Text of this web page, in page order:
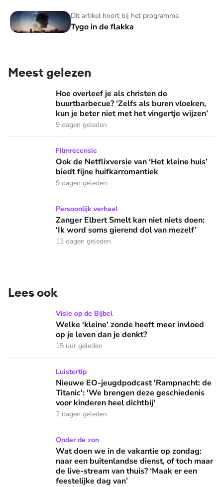
Dit artikel hoort bij het programma
Tygo in de flakka
Tygo in de flakka
Meest gelezen
Hoe overleef je als christen de buurtbarbecue? ‘Zelfs als
Hoe overleef je als christen de
buurtbarbecue? ‘Zelfs als buren vloeken,
kun je beter niet met het vingertje wijzen’
9 dagen geleden
Ook de Netflixversie van ‘Het kleine huis’ biedt fijne
Filmrecensie
Ook de Netflixversie van ‘Het kleine huis’
biedt fijne huifkarromantiek
9 dagen geleden
Zanger Elbert Smelt kan niet niets doen: ‘Ik word soms
Persoonlijk verhaal
Zanger Elbert Smelt kan niet niets doen:
‘Ik word soms gierend dol van mezelf’
13 dagen geleden
Lees ook
Welke ‘kleine’ zonde heeft meer invloed op je leven dan je
Visie op de Bijbel
Welke ‘kleine’ zonde heeft meer invloed
op je leven dan je denkt?
15 uur geleden
Nieuwe EO-jeugdpodcast 'Rampnacht: de Titanic': 'We
Luistertip
Nieuwe EO-jeugdpodcast 'Rampnacht: de
Titanic': 'We brengen deze geschiedenis
voor kinderen heel dichtbij'
2 dagen geleden
Wat doen we in de vakantie op zondag: naar een
Onder de zon
Wat doen we in de vakantie op zondag:
naar een buitenlandse dienst, of toch maar
de live-stream van thuis? ‘Maak er een
feestelijke dag van’